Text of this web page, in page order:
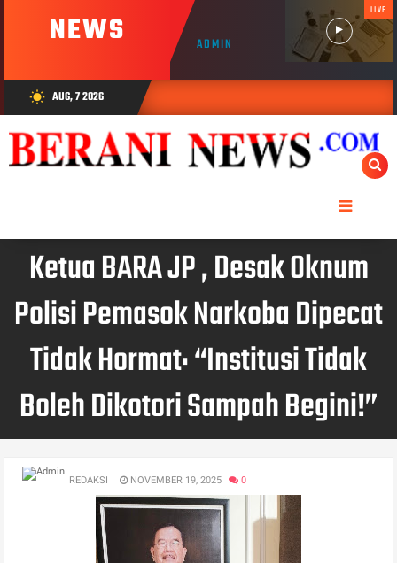
NEWS ADMIN
LIVE
wb_sunny AUG, 7 2026
Ketua BARA JP , Desak Oknum
Polisi Pemasok Narkoba Dipecat
Tidak Hormat: “Institusi Tidak
Boleh Dikotori Sampah Begini!”
REDAKSI NOVEMBER 19, 2025 0